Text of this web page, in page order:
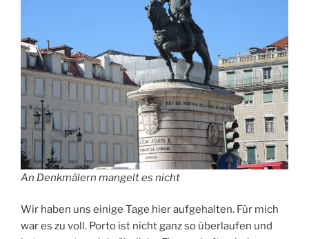
An Denkmälern mangelt es nicht
Wir haben uns einige Tage hier aufgehalten. Für mich
war es zu voll. Porto ist nicht ganz so überlaufen und